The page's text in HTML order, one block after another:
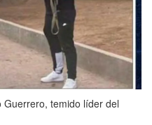
temido líder del